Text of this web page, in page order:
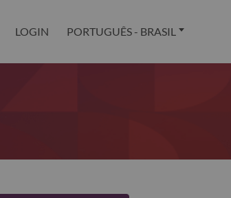
LOGIN PORTUGUÊS - BRASIL